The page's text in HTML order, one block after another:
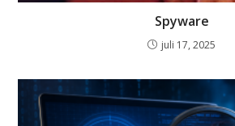
Spyware
juli 17, 2025